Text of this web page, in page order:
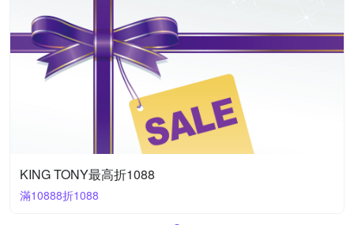
KING TONY最高折1088
滿10888折1088